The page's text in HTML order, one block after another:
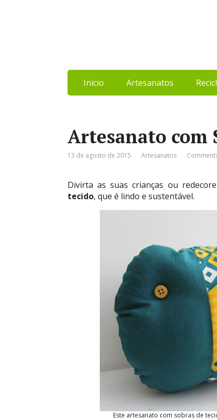
Início Artesanatos
Artesanato com
13 de agosto de 2015 Artesanatos
Divirta as suas crianças ou
tecido, que é lindo e sustentável.
Este artesanato com sobras de